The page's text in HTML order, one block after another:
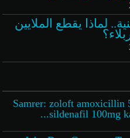
لماذا يقطع الملايين
Samrer: zoloft amoxicillin
sildenafil 100mg